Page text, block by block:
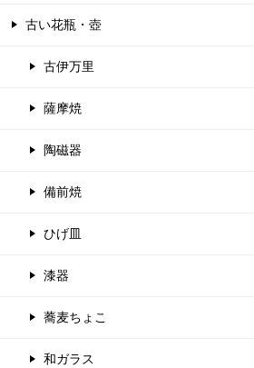
古い花瓶・壺
古伊万里
薩摩焼
陶磁器
備前焼
ひげ皿
漆器
蕎麦ちょこ
和ガラス